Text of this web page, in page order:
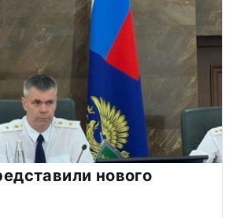
нового